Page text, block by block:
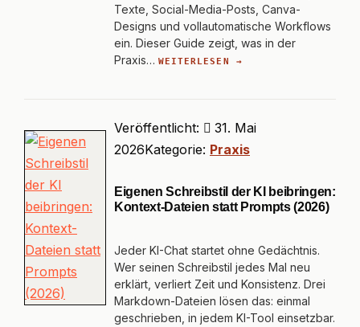
Texte, Social-Media-Posts, Canva-
Designs und vollautomatische Workflows
ein. Dieser Guide zeigt, was in der
Praxis… WEITERLESEN →
Veröffentlicht:
31. Mai
2026Kategorie: Praxis
Eigenen Schreibstil der KI beibringen:
Kontext-Dateien statt Prompts (2026)
Jeder KI-Chat startet ohne Gedächtnis.
Wer seinen Schreibstil jedes Mal neu
erklärt, verliert Zeit und Konsistenz. Drei
Markdown-Dateien lösen das: einmal
geschrieben, in jedem KI-Tool einsetzbar.